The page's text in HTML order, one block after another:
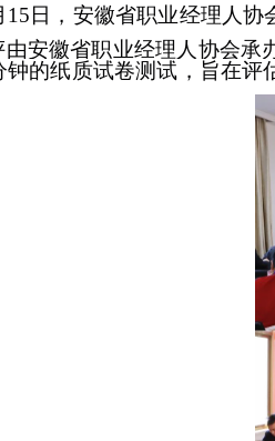
1 5 日 ， 安徽省职业经理人协
由安徽省职业经理人协会承
钟的纸质试卷测试，旨在